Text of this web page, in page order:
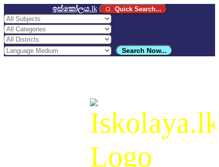
ඉස්කෝලය.lk Quick Search...
Search Now...